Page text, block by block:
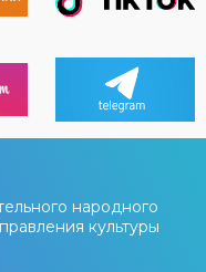
народного
культуры